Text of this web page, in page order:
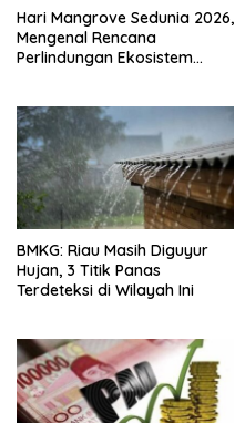
Hari Mangrove Sedunia 2026,
Mengenal Rencana
Perlindungan Ekosistem
BMKG: Riau Masih Diguyur
Hujan, 3 Titik Panas
Terdeteksi di Wilayah Ini